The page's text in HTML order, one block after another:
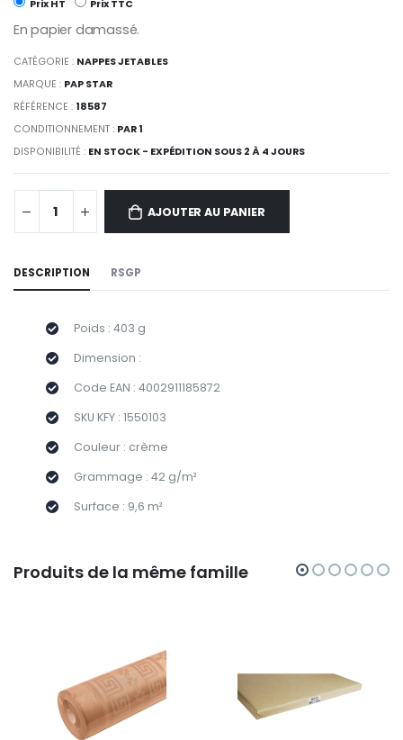
Prix HT Prix TTC
En papier damassé.
CATÉGORIE : NAPPES JETABLES
MARQUE : PAP STAR
RÉFÉRENCE : 18587
CONDITIONNEMENT : PAR 1
DISPONIBILITÉ : EN STOCK - EXPÉDITION SOUS 2 À 4 JOURS
AJOUTER AU PANIER
DESCRIPTION RSGP
Poids : 403 g
Dimension :
Code EAN : 4002911185872
SKU KFY : 1550103
Couleur : crème
Grammage : 42 g/m²
Surface : 9,6 m²
Produits de la même famille